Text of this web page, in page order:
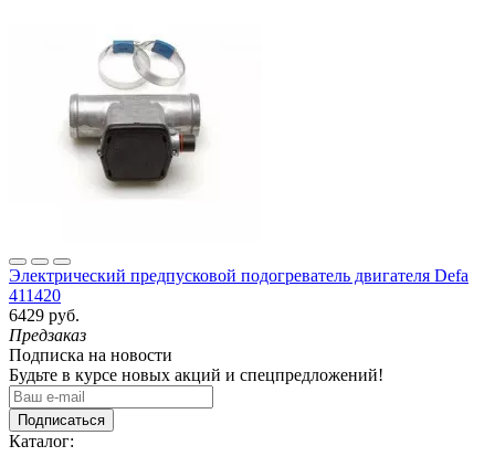
Электрический предпусковой подогреватель двигателя Defa
411420
6429 руб.
Предзаказ
Подписка на новости
Будьте в курсе новых акций и спецпредложений!
Подписаться
Каталог: